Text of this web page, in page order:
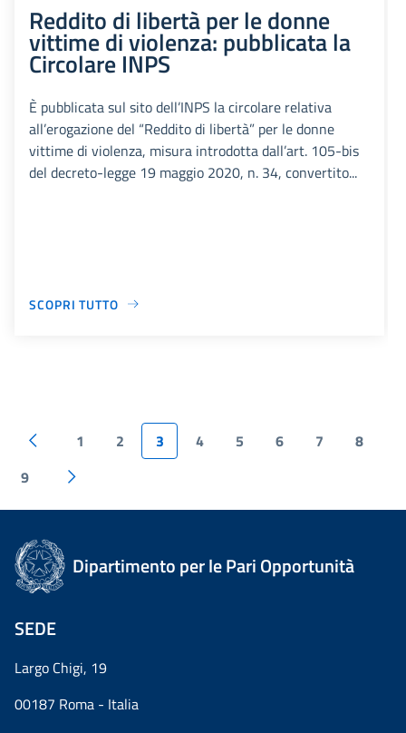
Reddito di libertà per le donne
vittime di violenza: pubblicata la
Circolare INPS
È pubblicata sul sito dell’INPS la circolare relativa
all’erogazione del “Reddito di libertà” per le donne
vittime di violenza, misura introdotta dall’art. 105-bis
del decreto-legge 19 maggio 2020, n. 34, convertito...
SCOPRI TUTTO
1 2 3 4 5 6 7
8
9
Dipartimento per le Pari Opportunità
SEDE
Largo Chigi, 19
00187 Roma - Italia